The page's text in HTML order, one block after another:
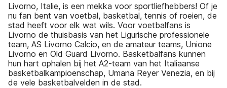
Livorno, Italie, is een mekka voor sportliefhebbers! Of je
nu fan bent van voetbal, basketbal, tennis of roeien, de
stad heeft voor elk wat wils. Voor voetbalfans is
Livorno de thuisbasis van het Ligurische professionele
team, AS Livorno Calcio, en de amateur teams, Unione
Livorno en Old Guard Livorno. Basketbalfans kunnen
hun hart ophalen bij het A2-team van het Italiaanse
basketbalkampioenschap, Umana Reyer Venezia, en bij
de vele basketbalvelden in de stad.